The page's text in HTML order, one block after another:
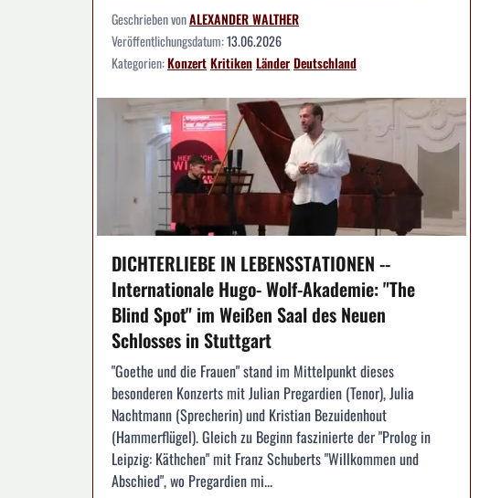
Geschrieben vonALEXANDER WALTHER
Veröffentlichungsdatum:13.06.2026
Kategorien:KonzertKritikenLänderDeutschland
DICHTERLIEBE IN LEBENSSTATIONEN --
Internationale Hugo- Wolf-Akademie: "The
Blind Spot" im Weißen Saal des Neuen
Schlosses in Stuttgart
"Goethe und die Frauen" stand im Mittelpunkt dieses
besonderen Konzerts mit Julian Pregardien (Tenor), Julia
Nachtmann (Sprecherin) und Kristian Bezuidenhout
(Hammerflügel). Gleich zu Beginn faszinierte der "Prolog in
Leipzig: Käthchen" mit Franz Schuberts "Willkommen und
Abschied", wo Pregardien mi...